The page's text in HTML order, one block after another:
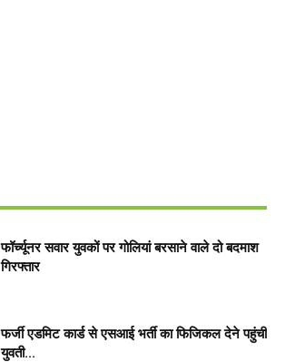
फॉर्च्यूनर सवार युवकों पर गोलियां बरसाने वाले दो बदमाश
गिरफ्तार
फर्जी एडमिट कार्ड से एसआई भर्ती का फिजिकल देने पहुंची
युवती...